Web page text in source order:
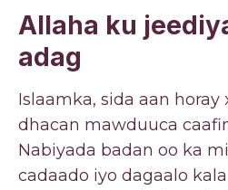
Allaha ku
adag
Islaamka, sida aan horay
dhacan mawduuca
Nabiyada badan oo ka
cadaado iyo dagaalo